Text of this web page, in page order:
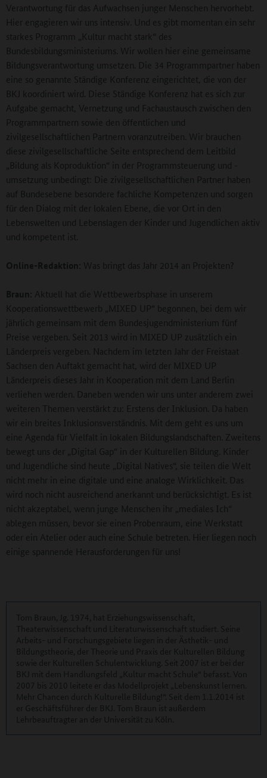
Verantwortung für das Aufwachsen junger Menschen hervorhebt.
Hier engagieren wir uns intensiv. Und es gibt momentan ein sehr
starkes Programm „Kultur macht stark“ des
Bundesbildungsministeriums. Wir wollen hier eine gemeinsame
Bildungsverantwortung umsetzen. Die 34 Programmpartner haben
eine so genannte Ständige Konferenz eingerichtet, die von der
BKJ koordiniert wird. Diese Ständige Konferenz hat es sich zur
Aufgabe gemacht, Vernetzung und Fachaustausch zwischen den
Programmpartnern sowie den öffentlichen und
zivilgesellschaftlichen Partnern voranzutreiben. Wir brauchen
diese zivilgesellschaftliche Seite entsprechend dem Leitbild
„Bildung als Koproduktion“ in der Programmsteuerung und -
umsetzung unbedingt: Die zivilgesellschaftlichen Partner haben
auf Bundesebene besondere fachliche Kompetenzen und sorgen
für den Dialog mit der lokalen Ebene, die vor Ort in den
Lebenswelten und Lebenslagen der Kinder und Jugendlichen aktiv
und kompetent ist.
Online-Redaktion: Was bringt das Jahr 2014 an Projekten?
Braun: Aktuell hat die Wettbewerbsphase in unserem
Kooperationswettbewerb „MIXED UP“ begonnen, bei dem wir
jährlich gemeinsam mit dem Bundesjugendministerium fünf
Preise vergeben. Seit 2013 wird in MIXED UP zusätzlich ein
Länderpreis vergeben. Nachdem im letzten Jahr der Freistaat
Sachsen den Auftakt gemacht hat, wird der MIXED UP
Länderpreis dieses Jahr in Kooperation mit dem Land Berlin
verliehen werden. Daneben wenden wir uns unter anderem zwei
weiteren Themen verstärkt zu: Erstens der Inklusion. Da haben
wir ein breites Inklusionsverständnis. Mit dem geht es uns um
eine Agenda für Vielfalt in lokalen Bildungslandschaften. Zweitens
bewegt uns der „Digital Gap“ in der Kulturellen Bildung. Kinder
und Jugendliche sind heute „Digital Natives“, sie teilen die Welt
nicht mehr in eine digitale und eine analoge Wirklichkeit. Das
wird noch nicht ausreichend anerkannt und berücksichtigt. Es ist
nicht akzeptabel, wenn junge Menschen ihr „mediales Ich“
ablegen müssen, bevor sie einen Probenraum, eine Werkstatt
oder ein Atelier oder auch eine Schule betreten. Hier liegen noch
einige spannende Herausforderungen für uns!